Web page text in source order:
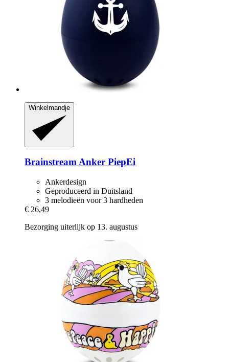
Winkelmandje
BrainstreamAnker PiepEi
Ankerdesign
Geproduceerd in Duitsland
3 melodieën voor 3 hardheden
€ 26,49
Bezorging uiterlijk op 13. augustus